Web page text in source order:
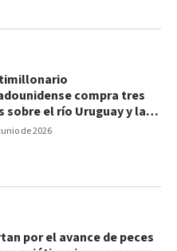
de 2026
compra tres
sobre el río Uruguay y las
a Argentina y Uruguay
por el avance de peces